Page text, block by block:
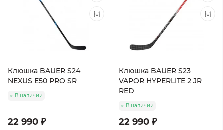
Клюшка BAUER S24
NEXUS E50 PRO SR
В наличии
22 990 ₽
Клюшка BAUER S23
VAPOR HYPERLITE 2 JR
RED
В наличии
22 990 ₽